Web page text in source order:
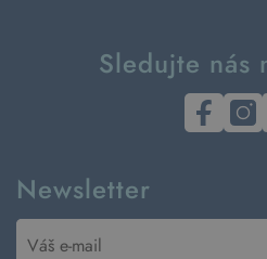
Sledujte nás
Newsletter